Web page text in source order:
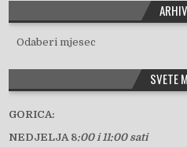
Arhiva
SVETE
GORICA:
NEDJELJA 8:00 i 11:00 sati